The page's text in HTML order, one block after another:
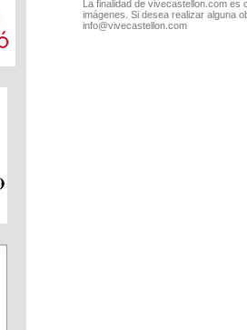
La finalidad de vivecastellon.com
imágenes. Si desea realizar alguna
info@vivecastellon.com